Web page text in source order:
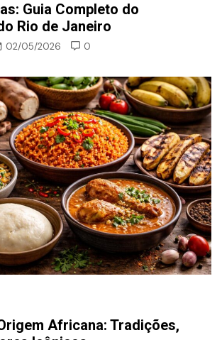
Guia Completo do
Rio de Janeiro
02/05/2026 0
Africana: Tradições,